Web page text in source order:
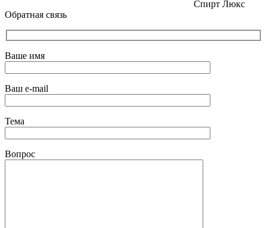
Спирт Люкс
Обратная связь
Ваше имя
Ваш e-mail
Тема
Вопрос